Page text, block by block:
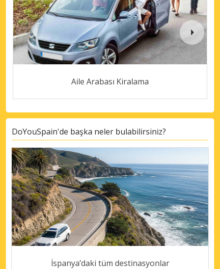
Aile Arabası Kiralama
DoYouSpain'de başka neler bulabilirsiniz?
İspanya’daki tüm destinasyonlar